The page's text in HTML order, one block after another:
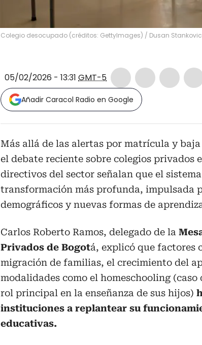
Colegio desocupado (créditos: GettyImages) / Dusan Stankovic
05/02/2026 - 13:31 GMT-5
Añadir Caracol Radio en Google
Más allá de las alertas por matrícula y
el debate reciente sobre colegios privados
directivos del sector señalan que el
transformación más profunda, impulsada
demográficos y nuevas formas de
Carlos Roberto Ramos, delegado de la
Privados de Bogotá, explicó que factores
migración de familias, el crecimiento del
modalidades como el homeschooling (caso
rol principal en la enseñanza de sus hijos)
instituciones a replantear su
educativas.